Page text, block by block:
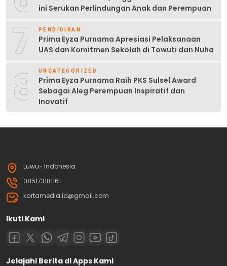
ini Serukan Perlindungan Anak dan Perempuan
7 PENDIDIKAN
Prima Eyza Purnama Apresiasi Pelaksanaan
UAS dan Komitmen Sekolah di Towuti dan Nuha
8 UNCATEGORIZED
Prima Eyza Purnama Raih PKS Sulsel Award
Sebagai Aleg Perempuan Inspiratif dan
Inovatif
Luwu- Indonesia
085173181161
kartamedia.id@gmail.com
Ikuti Kami
Jelajahi Berita di Apps Kami